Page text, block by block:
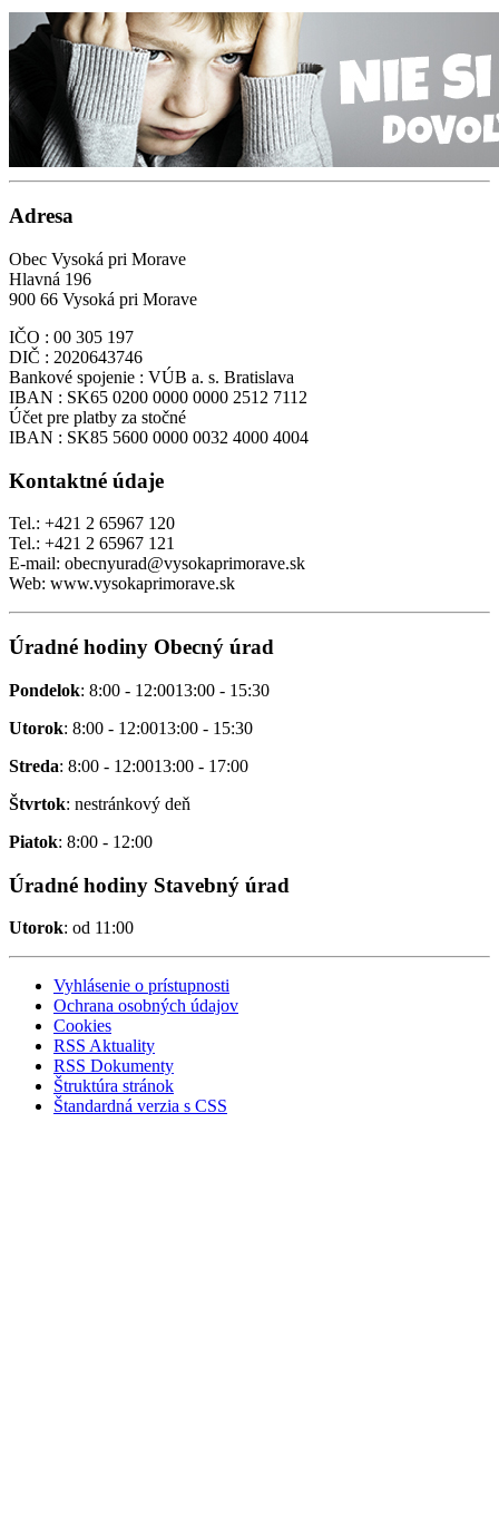
Adresa
Obec Vysoká pri Morave
Hlavná 196
900 66 Vysoká pri Morave
IČO : 00 305 197
DIČ : 2020643746
Bankové spojenie : VÚB a. s. Bratislava
IBAN : SK65 0200 0000 0000 2512 7112
Účet pre platby za stočné
IBAN : SK85 5600 0000 0032 4000 4004
Kontaktné údaje
Tel.: +421 2 65967 120
Tel.: +421 2 65967 121
E-mail: obecnyurad@vysokaprimorave.sk
Web: www.vysokaprimorave.sk
Úradné hodiny Obecný úrad
Pondelok: 8:00 - 12:0013:00 - 15:30
Utorok: 8:00 - 12:0013:00 - 15:30
Streda: 8:00 - 12:0013:00 - 17:00
Štvrtok: nestránkový deň
Piatok: 8:00 - 12:00
Úradné hodiny Stavebný úrad
Utorok: od 11:00
Vyhlásenie o prístupnosti
Ochrana osobných údajov
Cookies
RSS Aktuality
RSS Dokumenty
Štruktúra stránok
Štandardná verzia s CSS